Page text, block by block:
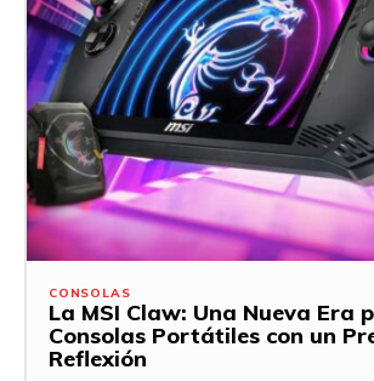
CONSOLAS
La MSI Claw: Una Nueva Era
Consolas Portátiles con un
Reflexión